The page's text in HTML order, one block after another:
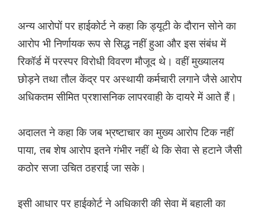
अन्य आरोपों पर हाईकोर्ट ने कहा कि ड्यूटी के दौरान सोने का
आरोप भी निर्णायक रूप से सिद्ध नहीं हुआ और इस संबंध में
रिकॉर्ड में परस्पर विरोधी विवरण मौजूद थे। वहीं मुख्यालय
छोड़ने तथा तौल केंद्र पर अस्थायी कर्मचारी लगाने जैसे आरोप
अधिकतम सीमित प्रशासनिक लापरवाही के दायरे में आते हैं।
अदालत ने कहा कि जब भ्रष्टाचार का मुख्य आरोप टिक नहीं
पाया, तब शेष आरोप इतने गंभीर नहीं थे कि सेवा से हटाने जैसी
कठोर सजा उचित ठहराई जा सके।
इसी आधार पर हाईकोर्ट ने अधिकारी की सेवा में बहाली का